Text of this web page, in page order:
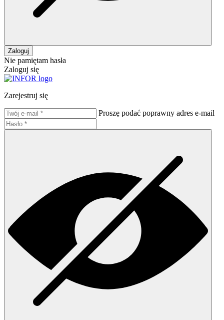
Zaloguj
Nie pamiętam hasła
Zaloguj się
Zarejestruj się
Proszę podać poprawny adres e-mail